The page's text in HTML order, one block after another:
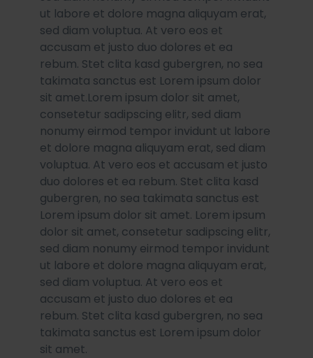
ut labore et dolore magna aliquyam erat,
sed diam voluptua. At vero eos et
accusam et justo duo dolores et ea
rebum. Stet clita kasd gubergren, no sea
takimata sanctus est Lorem ipsum dolor
sit amet.Lorem ipsum dolor sit amet,
consetetur sadipscing elitr, sed diam
nonumy eirmod tempor invidunt ut labore
et dolore magna aliquyam erat, sed diam
voluptua. At vero eos et accusam et justo
duo dolores et ea rebum. Stet clita kasd
gubergren, no sea takimata sanctus est
Lorem ipsum dolor sit amet. Lorem ipsum
dolor sit amet, consetetur sadipscing elitr,
sed diam nonumy eirmod tempor invidunt
ut labore et dolore magna aliquyam erat,
sed diam voluptua. At vero eos et
accusam et justo duo dolores et ea
rebum. Stet clita kasd gubergren, no sea
takimata sanctus est Lorem ipsum dolor
sit amet.